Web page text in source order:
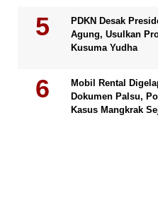
PDKN Desak
Agung, Usulkan
Kusuma Yudha
Mobil Rental
Dokumen Palsu,
Kasus Mangkrak